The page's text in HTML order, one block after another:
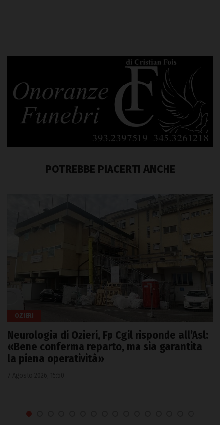
POTREBBE PIACERTI ANCHE
OZIERI
Neurologia di Ozieri, Fp Cgil risponde all’Asl:
«Bene conferma reparto, ma sia garantita
la piena operatività»